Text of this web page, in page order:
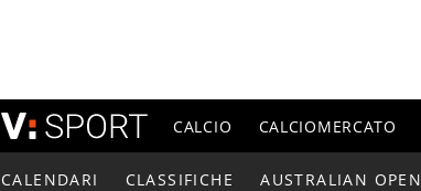
CALCIO CALCIOMERCATO
CALENDARI CLASSIFICHE AUSTRALIAN OPEN